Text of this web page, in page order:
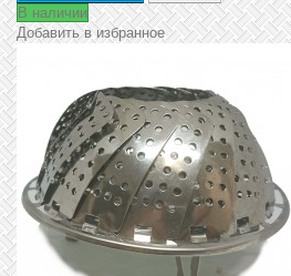
В наличии
Добавить в избранное